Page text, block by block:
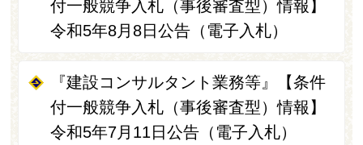
付一般競争入札（事後審査型）情報】
令和5年8月8日公告（電子入札）
『建設コンサルタント業務等』【条件
付一般競争入札（事後審査型）情報】
令和5年7月11日公告（電子入札）